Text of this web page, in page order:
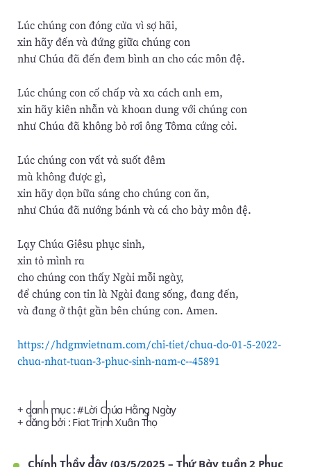
Lúc chúng con đóng cửa vì sợ hãi,
xin hãy đến và đứng giữa chúng con
như Chúa đã đến đem bình an cho các môn đệ.
Lúc chúng con cố chấp và xa cách anh em,
xin hãy kiên nhẫn và khoan dung với chúng con
như Chúa đã không bỏ rơi ông Tôma cứng cỏi.
Lúc chúng con vất vả suốt đêm
mà không được gì,
xin hãy dọn bữa sáng cho chúng con ăn,
như Chúa đã nướng bánh và cá cho bảy môn đệ.
Lạy Chúa Giêsu phục sinh,
xin tỏ mình ra
cho chúng con thấy Ngài mỗi ngày,
để chúng con tin là Ngài đang sống, đang đến,
và đang ở thật gần bên chúng con. Amen.
https://hdgmvietnam.com/chi-tiet/chua-do-01-5-2022-
chua-nhat-tuan-3-phuc-sinh-nam-c--45891
+ danh mục : #Lời Chúa Hằng Ngày
+ đăng bởi : Fiat Trịnh Xuân Thọ
Chính Thầy đây (03/5/2025 – Thứ Bảy tuần 2 Phục